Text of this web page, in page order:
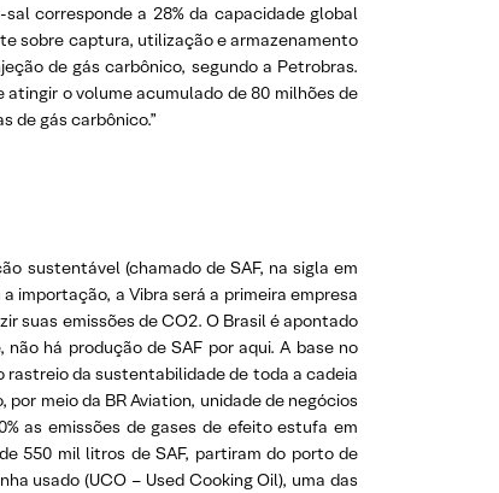
corresponde a 28% da capacidade global
sobre captura, utilização e armazenamento
de gás carbônico, segundo a Petrobras.
o volume acumulado de 80 milhões de
de gás carbônico.”
sustentável (chamado de SAF, na sigla em
importação, a Vibra será a primeira empresa
suas emissões de CO2. O Brasil é apontado
há produção de SAF por aqui. A base no
da sustentabilidade de toda a cadeia
meio da BR Aviation, unidade de negócios
as emissões de gases de efeito estufa em
550 mil litros de SAF, partiram do porto de
usado (UCO – Used Cooking Oil), uma das